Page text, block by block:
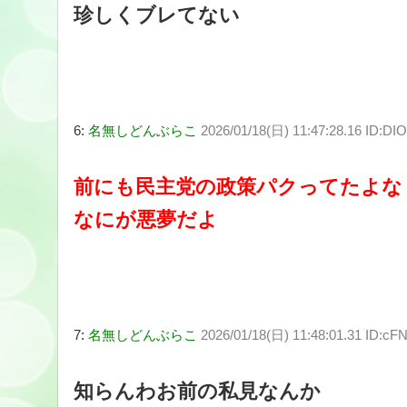
珍しくブレてない
6: 名無しどんぶらこ 2026/01/18(日) 11:47:28.16
前にも民主党の政策パクってたよな
なにが悪夢だよ
7: 名無しどんぶらこ 2026/01/18(日) 11:48:01.31
知らんわお前の私見なんか